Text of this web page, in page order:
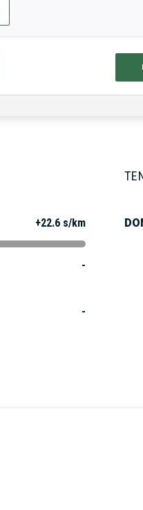
+22.6 s/km
-
-